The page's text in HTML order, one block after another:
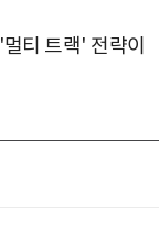
'멀티 트랙' 전략이